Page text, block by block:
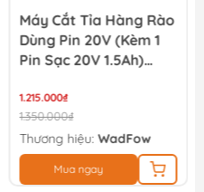
Máy Cắt Tỉa Hàng Rào
Dùng Pin 20V (Kèm 1
Pin Sạc 20V 1.5Ah)
1.215.000₫
1.350.000₫
Thương hiệu:WadFow
Mua ngay